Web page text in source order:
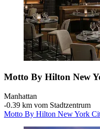
Motto By Hilton New
Manhattan
‐0.39 km vom Stadtzentrum
Motto By Hilton New York